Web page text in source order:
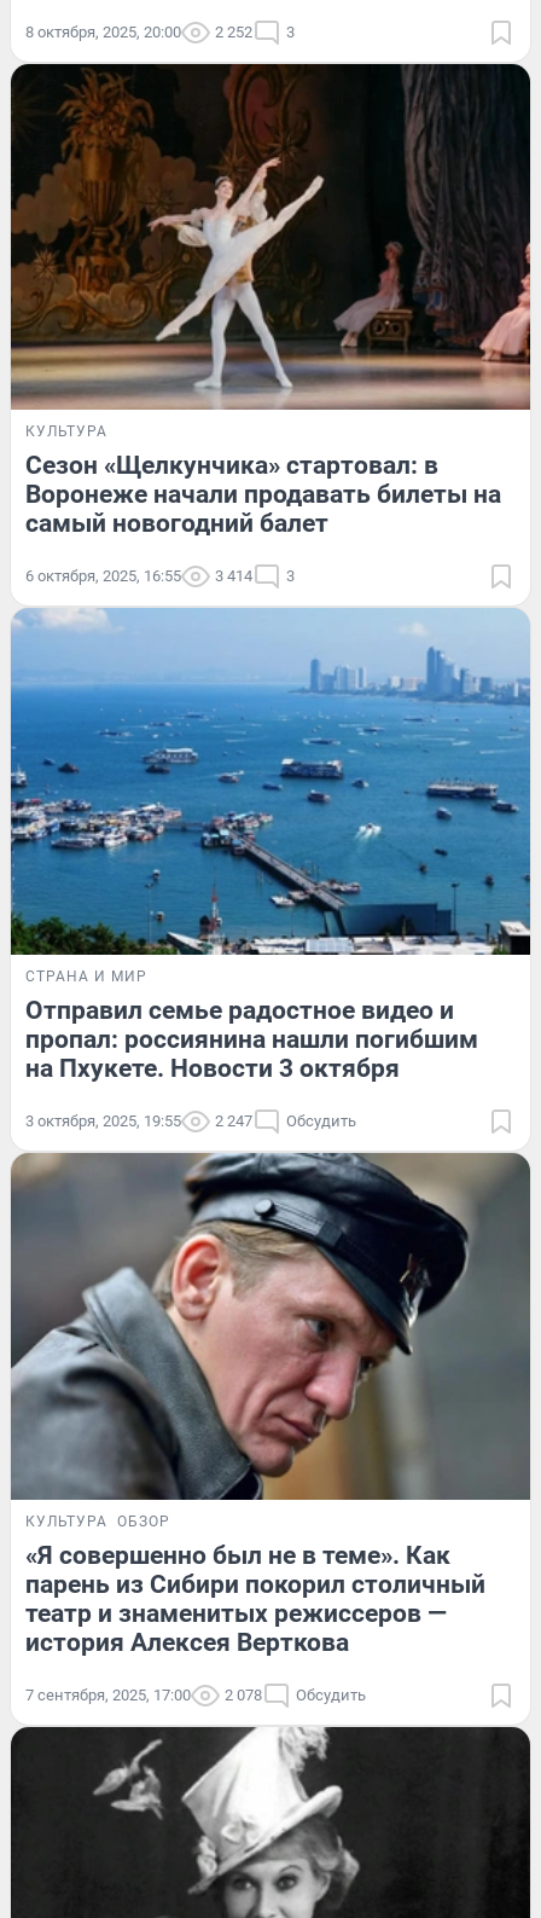
8 октября, 2025, 20:00 2 252 3
КУЛЬТУРА
Сезон «Щелкунчика» стартовал: в
Воронеже начали продавать билеты на
самый новогодний балет
6 октября, 2025, 16:55 3 414 3
СТРАНА И МИР
Отправил семье радостное видео и
пропал: россиянина нашли погибшим
на Пхукете. Новости 3 октября
3 октября, 2025, 19:55 2 247 Обсудить
КУЛЬТУРА ОБЗОР
«Я совершенно был не в теме». Как
парень из Сибири покорил столичный
театр и знаменитых режиссеров —
история Алексея Верткова
7 сентября, 2025, 17:00 2 078 Обсудить